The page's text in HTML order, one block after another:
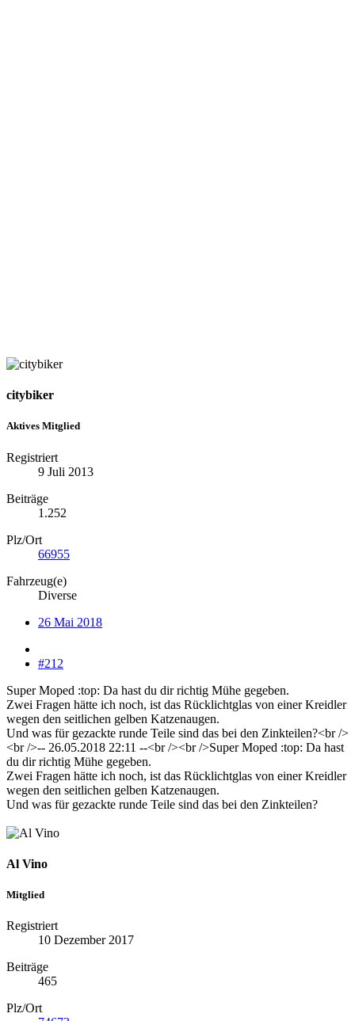
citybiker
Aktives Mitglied
Registriert
9 Juli 2013
Beiträge
1.252
Plz/Ort
66955
Fahrzeug(e)
Diverse
26 Mai 2018
#212
Super Moped :top: Da hast du dir richtig Mühe gegeben.
Zwei Fragen hätte ich noch, ist das Rücklichtglas von einer Kreidler
wegen den seitlichen gelben Katzenaugen.
Und was für gezackte runde Teile sind das bei den Zinkteilen?<br />
<br />-- 26.05.2018 22:11 --<br /><br />Super Moped :top: Da hast
du dir richtig Mühe gegeben.
Zwei Fragen hätte ich noch, ist das Rücklichtglas von einer Kreidler
wegen den seitlichen gelben Katzenaugen.
Und was für gezackte runde Teile sind das bei den Zinkteilen?
Al Vino
Mitglied
Registriert
10 Dezember 2017
Beiträge
465
Plz/Ort